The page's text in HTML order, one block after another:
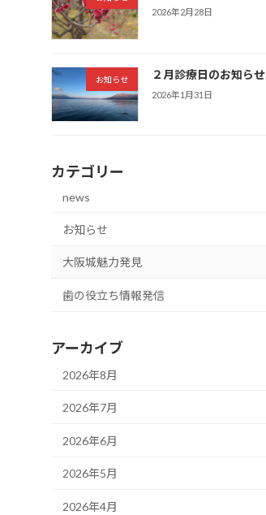
2026年2月28日
お知らせ ２月診療日のお知らせ
2026年1月31日
カテゴリー
news
お知らせ
大阪城魅力発見
歯の役立ち情報発信
アーカイブ
2026年8月
2026年7月
2026年6月
2026年5月
2026年4月